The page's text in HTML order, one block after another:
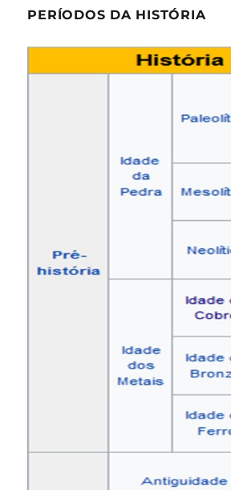
PERÍODOS DA HISTÓRIA